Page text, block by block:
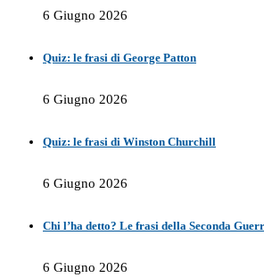
6 Giugno 2026
Quiz: le frasi di George Patton
6 Giugno 2026
Quiz: le frasi di Winston Churchill
6 Giugno 2026
Chi l’ha detto? Le frasi della Seconda
6 Giugno 2026